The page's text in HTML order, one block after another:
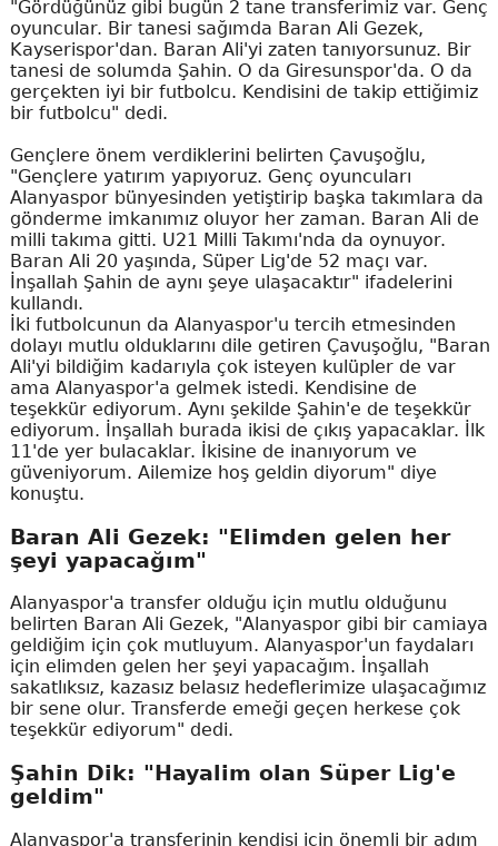
"Gördüğünüz gibi bugün 2 tane transferimiz var. Genç
oyuncular. Bir tanesi sağımda Baran Ali Gezek,
Kayserispor'dan. Baran Ali'yi zaten tanıyorsunuz. Bir
tanesi de solumda Şahin. O da Giresunspor'da. O da
gerçekten iyi bir futbolcu. Kendisini de takip ettiğimiz
bir futbolcu" dedi.
Gençlere önem verdiklerini belirten Çavuşoğlu,
"Gençlere yatırım yapıyoruz. Genç oyuncuları
Alanyaspor bünyesinden yetiştirip başka takımlara da
gönderme imkanımız oluyor her zaman. Baran Ali de
milli takıma gitti. U21 Milli Takımı'nda da oynuyor.
Baran Ali 20 yaşında, Süper Lig'de 52 maçı var.
İnşallah Şahin de aynı şeye ulaşacaktır" ifadelerini
kullandı.
İki futbolcunun da Alanyaspor'u tercih etmesinden
dolayı mutlu olduklarını dile getiren Çavuşoğlu, "Baran
Ali'yi bildiğim kadarıyla çok isteyen kulüpler de var
ama Alanyaspor'a gelmek istedi. Kendisine de
teşekkür ediyorum. Aynı şekilde Şahin'e de teşekkür
ediyorum. İnşallah burada ikisi de çıkış yapacaklar. İlk
11'de yer bulacaklar. İkisine de inanıyorum ve
güveniyorum. Ailemize hoş geldin diyorum" diye
konuştu.
Baran Ali Gezek: "Elimden gelen her
şeyi yapacağım"
Alanyaspor'a transfer olduğu için mutlu olduğunu
belirten Baran Ali Gezek, "Alanyaspor gibi bir camiaya
geldiğim için çok mutluyum. Alanyaspor'un faydaları
için elimden gelen her şeyi yapacağım. İnşallah
sakatlıksız, kazasız belasız hedeflerimize ulaşacağımız
bir sene olur. Transferde emeği geçen herkese çok
teşekkür ediyorum" dedi.
Şahin Dik: "Hayalim olan Süper Lig'e
geldim"
Alanyaspor'a transferinin kendisi için önemli bir adım